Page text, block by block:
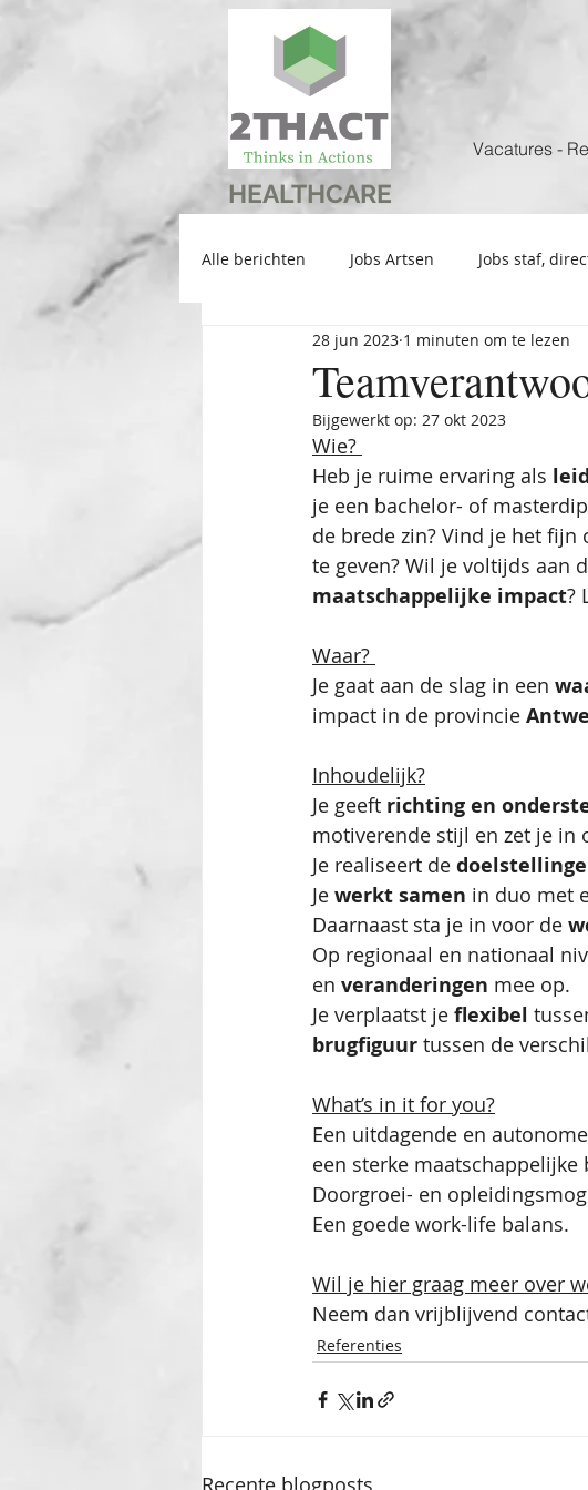
Vacatures -
HEALTHCARE
Alle berichten Jobs Artsen Jobs staf,
28 jun 2023 1 minuten om te lezen
Bijgewerkt op: 27 okt 2023
Wie?
Heb je ruime ervaring als
je een bachelor- of
de brede zin? Vind je het
te geven? Wil je voltijds aan
maatschappelijke impact?
Waar?
Je gaat aan de slag in een
impact in de provincie
Inhoudelijk?
Je geeft richting en
motiverende stijl en zet je in
Je realiseert de
Je werkt samen in duo met
Daarnaast sta je in voor de
Op regionaal en nationaal
en veranderingen mee op.
Je verplaatst je flexibel
brugfiguur tussen de
What’s in it for you?
Een uitdagende en
een sterke maatschappelijke
Doorgroei- en
Een goede work-life balans.
Wil je hier graag meer over
Neem dan vrijblijvend
Referenties
Recente blogposts